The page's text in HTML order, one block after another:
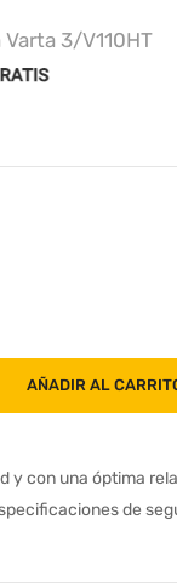
3/V110HT
AÑADIR AL
y con una óptima
de